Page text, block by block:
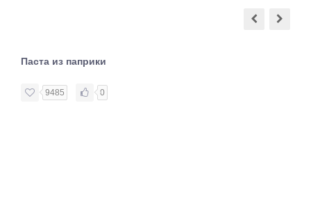
Паста из паприки
9485 0